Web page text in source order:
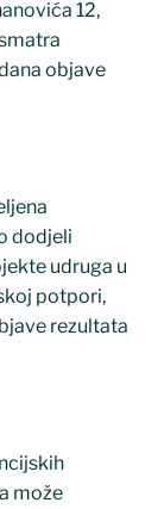
12,
objave
dodjeli
udruga u
potpori,
rezultata
može